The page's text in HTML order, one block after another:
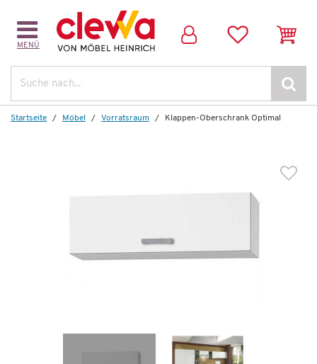
MENÜ
Startseite Möbel Vorratsraum Klappen-Oberschrank Optimal
Dazu empfehlen wir folgendes Zubehör:
Dämpfungssystem Optimal